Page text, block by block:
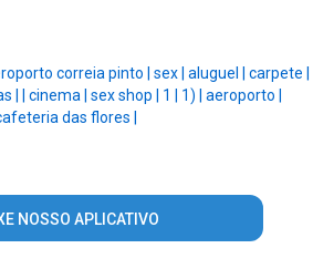
correia pinto | sex | aluguel | carpete |
| cinema | sex shop | 1 | 1) | aeroporto |
das flores |
NOSSO APLICATIVO